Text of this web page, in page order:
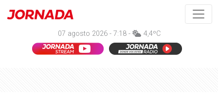
07 agosto 2026 - 7:18 - 4,4ºC